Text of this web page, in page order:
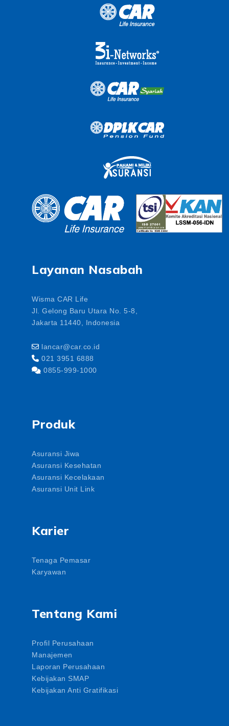
Layanan Nasabah
Wisma CAR Life
Jl. Gelong Baru Utara No. 5-8,
Jakarta 11440, Indonesia
lancar@car.co.id
021 3951 6888
0855-999-1000
Produk
Asuransi Jiwa
Asuransi Kesehatan
Asuransi Kecelakaan
Asuransi Unit Link
Karier
Tenaga Pemasar
Karyawan
Tentang Kami
Profil Perusahaan
Manajemen
Laporan Perusahaan
Kebijakan SMAP
Kebijakan Anti Gratifikasi